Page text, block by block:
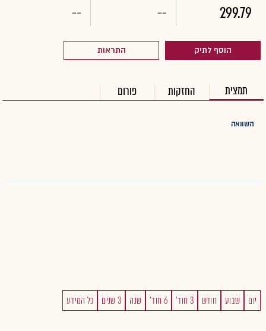
299.79
--
--
הוסף לתיק התראות
תמצית החזקות פורום
השוואה
יום שבוע חודש 3 חוד' 6 חוד' שנה 3 שנים כל המידע